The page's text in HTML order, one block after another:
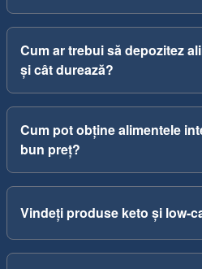
Cum ar trebui să depozitez
și cât durează?
Cum pot obține alimentele
bun preț?
Vindeți produse keto și low-